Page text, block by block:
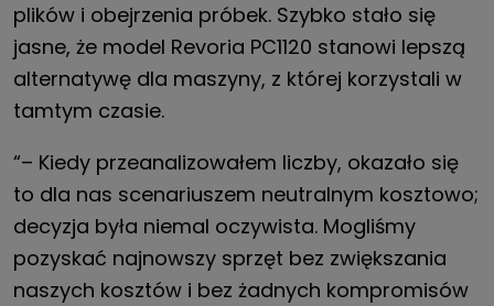
plików i obejrzenia próbek. Szybko stało się
jasne, że model Revoria PC1120 stanowi lepszą
alternatywę dla maszyny, z której korzystali w
tamtym czasie.
“– Kiedy przeanalizowałem liczby, okazało się
to dla nas scenariuszem neutralnym kosztowo;
decyzja była niemal oczywista. Mogliśmy
pozyskać najnowszy sprzęt bez zwiększania
naszych kosztów i bez żadnych kompromisów